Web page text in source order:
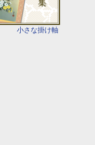
小さな掛け軸